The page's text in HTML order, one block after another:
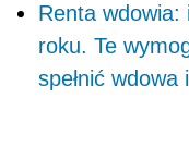
Renta wdowia:
roku. Te
spełnić wdowa